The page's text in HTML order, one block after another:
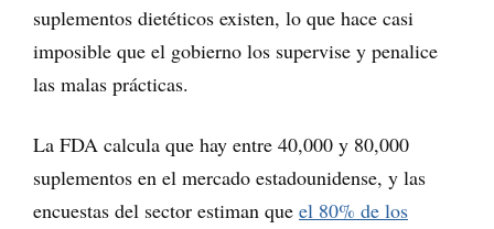
suplementos dietéticos existen, lo que hace casi
imposible que el gobierno los supervise y penalice
las malas prácticas.
La FDA calcula que hay entre 40,000 y 80,000
suplementos en el mercado estadounidense, y las
encuestas del sector estiman que el 80% de los